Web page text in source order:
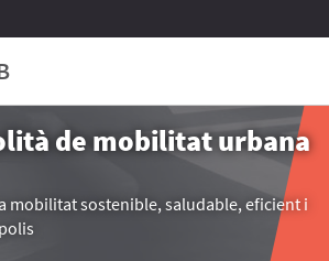
de mobilitat urbana
mobilitat sostenible, saludable, eficient i